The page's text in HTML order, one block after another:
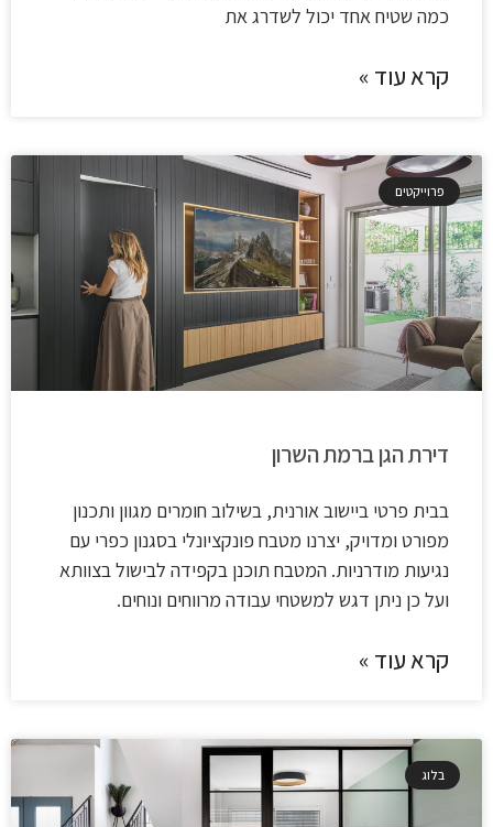
כמה שטיח אחד יכול לשדרג את
קרא עוד »
פרוייקטים
דירת הגן ברמת השרון
בבית פרטי ביישוב אורנית, בשילוב חומרים מגוון ותכנון
מפורט ומדויק, יצרנו מטבח פונקציונלי בסגנון כפרי עם
נגיעות מודרניות. המטבח תוכנן בקפידה לבישול בצוותא
ועל כן ניתן דגש למשטחי עבודה מרווחים ונוחים.
קרא עוד »
בלוג